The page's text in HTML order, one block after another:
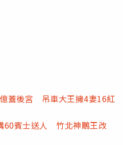
億蓋後宮 吊車大王擁4妻16紅
60賓士送人 竹北神鵰王改